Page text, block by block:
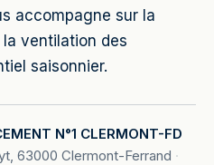
accompagne sur la
ventilation des
saisonnier.
N°1 CLERMONT-FD
63000 Clermont-Ferrand ·